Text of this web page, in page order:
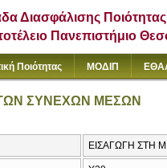
Διασφάλισης Ποιότητας
Πανεπιστήμιο
Ποιότητας ΜΟΔΙΠ
ΣΥΝΕΧΩΝ ΜΕΣΩΝ
ΕΙΣΑΓΩΓΗ ΣΤΗ